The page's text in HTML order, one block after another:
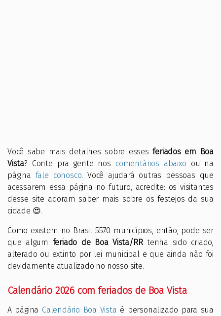
Você sabe mais detalhes sobre essesferiados em Boa
Vista? Conte pra gente nos comentários abaixo ou na
página fale conosco. Você ajudará outras pessoas que
acessarem essa página no futuro, acredite: os visitantes
desse site adoram saber mais sobre os festejos da sua
cidade 😍.
Como existem no Brasil 5570 municípios, então, pode ser
que algum feriado de Boa Vista/RRtenha sido criado,
alterado ou extinto por lei municipal e que ainda não foi
devidamente atualizado no nosso site.
Calendário 2026 com feriados de Boa Vista
A página Calendário Boa Vista é personalizado para sua